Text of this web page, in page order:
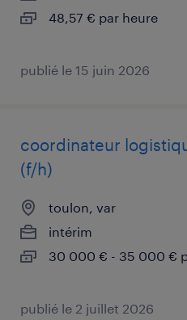
48,57 € par heure
publié le 15 juin 2026
coordinateur
(f/h)
toulon, var
intérim
30 000 € - 35 000 €
publié le 2 juillet 2026